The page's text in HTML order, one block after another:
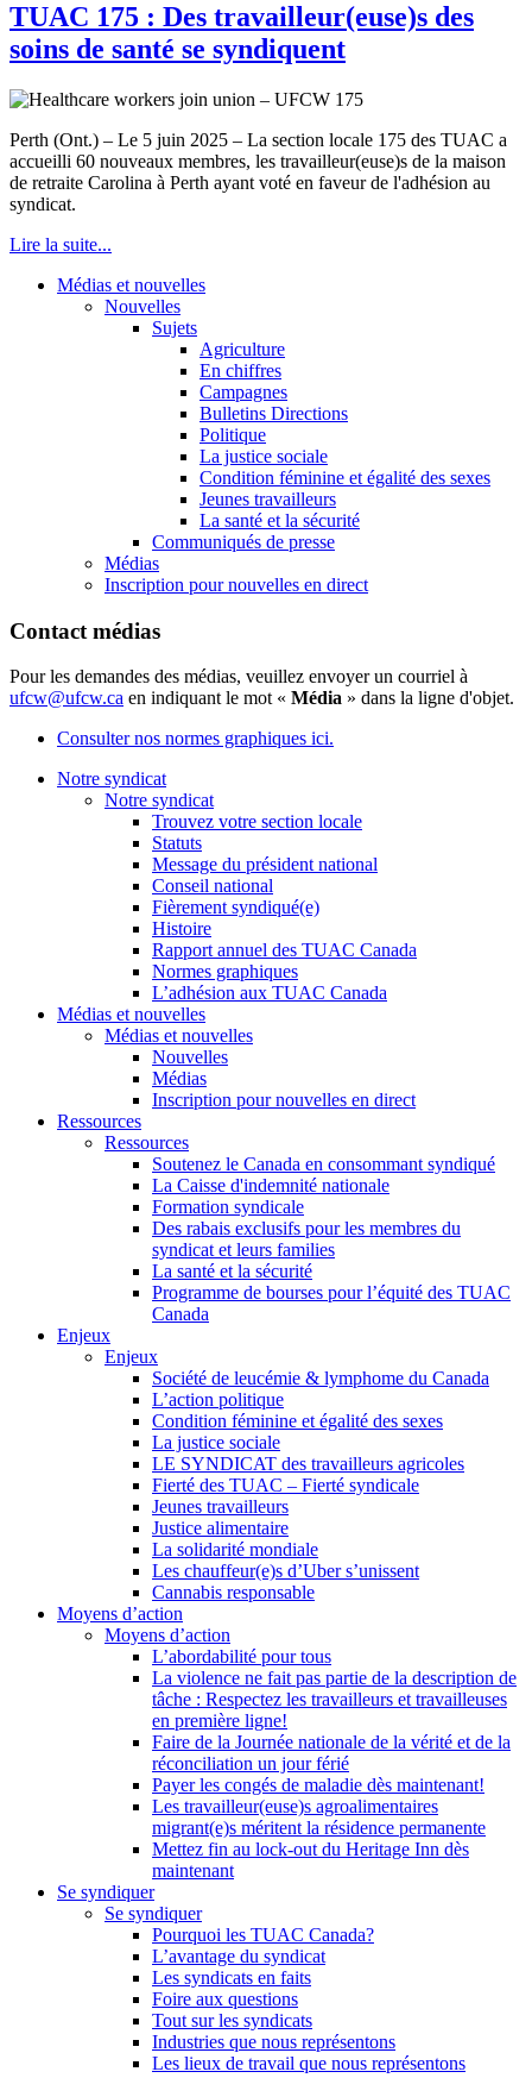
TUAC 175 : Des travailleur(euse)s des
soins de santé se syndiquent
Perth (Ont.) – Le 5 juin 2025 – La section locale 175 des TUAC a
accueilli 60 nouveaux membres, les travailleur(euse)s de la maison
de retraite Carolina à Perth ayant voté en faveur de l'adhésion au
syndicat.
Lire la suite...
Médias et nouvelles
Nouvelles
Sujets
Agriculture
En chiffres
Campagnes
Bulletins Directions
Politique
La justice sociale
Condition féminine et égalité des sexes
Jeunes travailleurs
La santé et la sécurité
Communiqués de presse
Médias
Inscription pour nouvelles en direct
Contact médias
Pour les demandes des médias, veuillez envoyer un courriel à
ufcw@ufcw.ca en indiquant le mot « Média » dans la ligne d'objet.
Consulter nos normes graphiques ici.
Notre syndicat
Notre syndicat
Trouvez votre section locale
Statuts
Message du président national
Conseil national
Fièrement syndiqué(e)
Histoire
Rapport annuel des TUAC Canada
Normes graphiques
L’adhésion aux TUAC Canada
Médias et nouvelles
Médias et nouvelles
Nouvelles
Médias
Inscription pour nouvelles en direct
Ressources
Ressources
Soutenez le Canada en consommant syndiqué
La Caisse d'indemnité nationale
Formation syndicale
Des rabais exclusifs pour les membres du
syndicat et leurs families
La santé et la sécurité
Programme de bourses pour l’équité des TUAC
Canada
Enjeux
Enjeux
Société de leucémie & lymphome du Canada
L’action politique
Condition féminine et égalité des sexes
La justice sociale
LE SYNDICAT des travailleurs agricoles
Fierté des TUAC – Fierté syndicale
Jeunes travailleurs
Justice alimentaire
La solidarité mondiale
Les chauffeur(e)s d’Uber s’unissent
Cannabis responsable
Moyens d’action
Moyens d’action
L’abordabilité pour tous
La violence ne fait pas partie de la description de
tâche : Respectez les travailleurs et travailleuses
en première ligne!
Faire de la Journée nationale de la vérité et de la
réconciliation un jour férié
Payer les congés de maladie dès maintenant!
Les travailleur(euse)s agroalimentaires
migrant(e)s méritent la résidence permanente
Mettez fin au lock-out du Heritage Inn dès
maintenant
Se syndiquer
Se syndiquer
Pourquoi les TUAC Canada?
L’avantage du syndicat
Les syndicats en faits
Foire aux questions
Tout sur les syndicats
Industries que nous représentons
Les lieux de travail que nous représentons